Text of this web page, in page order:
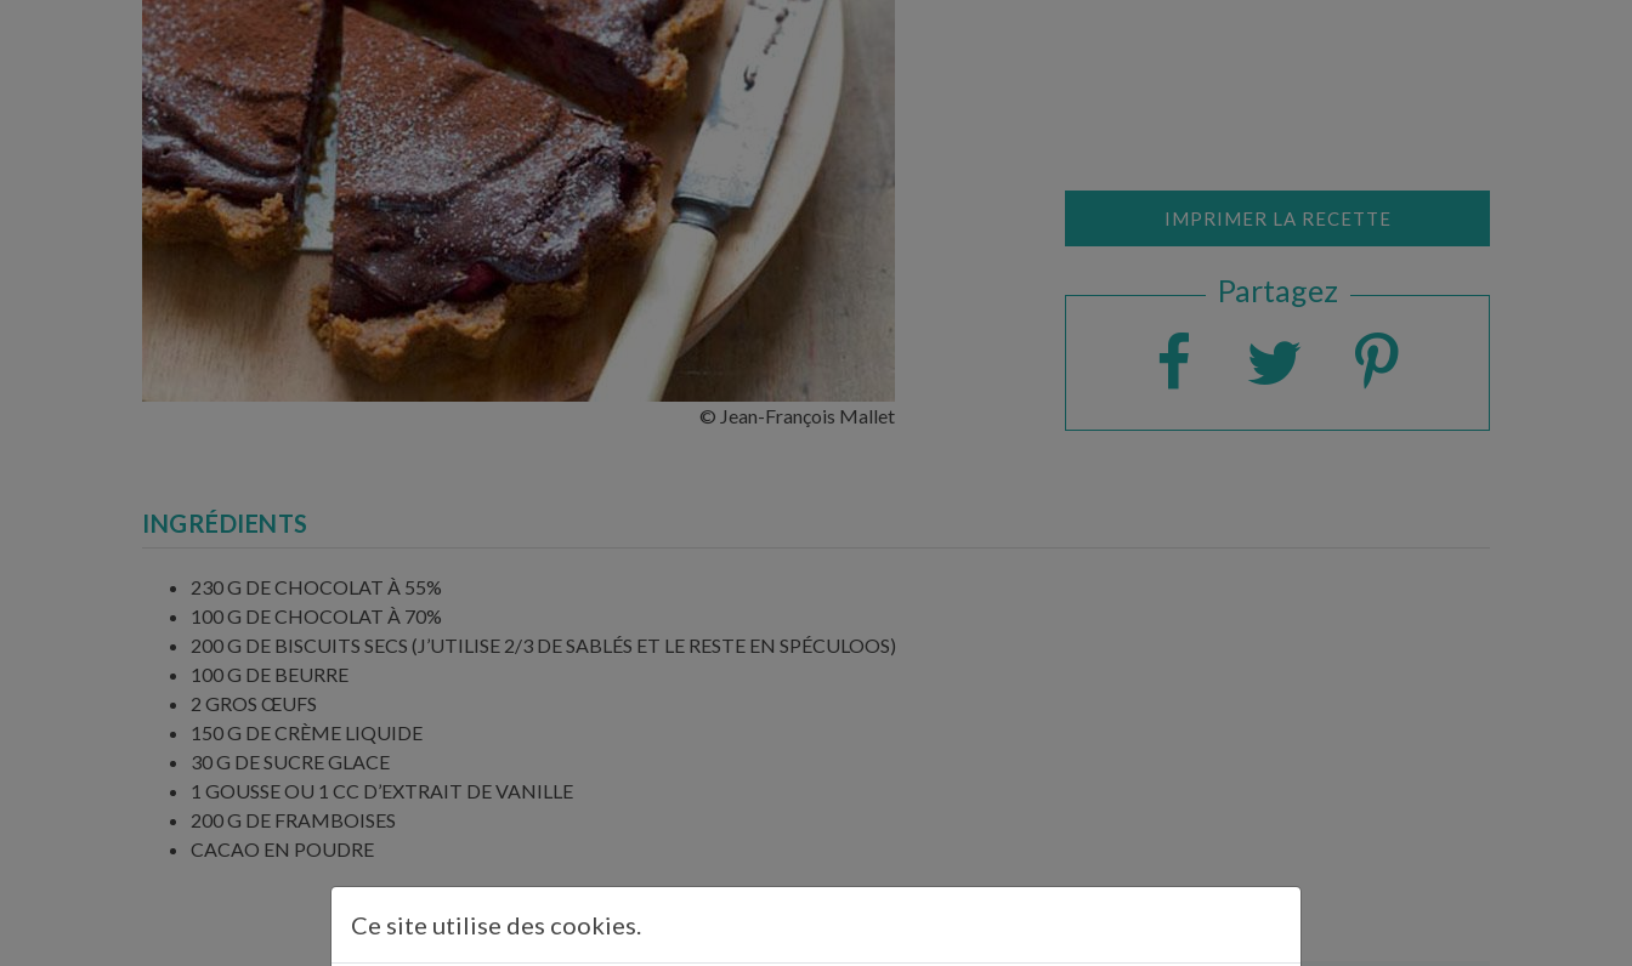
© Jean-François Mallet
IMPRIMER LA RECETTE
Partagez
INGRÉDIENTS
230 G DE CHOCOLAT À 55%
100 G DE CHOCOLAT À 70%
200 G DE BISCUITS SECS (J’UTILISE 2/3 DE SABLÉS ET LE RESTE EN SPÉCULOOS)
100 G DE BEURRE
2 GROS ŒUFS
150 G DE CRÈME LIQUIDE
30 G DE SUCRE GLACE
1 GOUSSE OU 1 CC D’EXTRAIT DE VANILLE
200 G DE FRAMBOISES
CACAO EN POUDRE
Ce site utilise des cookies.